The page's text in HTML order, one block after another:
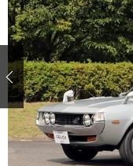
九州
注目の記事
ショップレポート
自動車豆知識
鈑金・塗装
ディテイリング
ディテイリング
ヘッドライト磨き
鈑金・塗装
小キズ直し
特集記事